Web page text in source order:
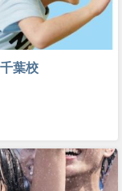
葉校